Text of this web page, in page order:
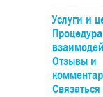
Услуги и
Процедура
Отзывы и